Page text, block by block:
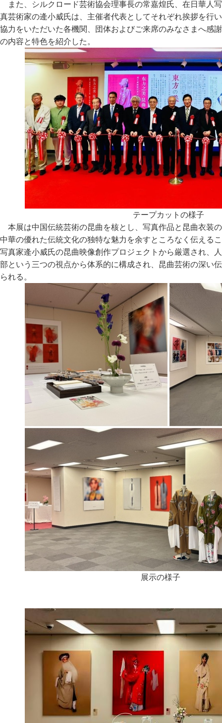
また、シルクロード芸術協会理事長の常嘉煌氏、在日華人
真芸術家の逄小威氏は、主催者代表としてそれぞれ挨拶を行
協力をいただいた各機関、団体およびご来席のみなさまへ感
の内容と特色を紹介した。
テープカットの様子
本展は中国伝統芸術の昆曲を核とし、写真作品と昆曲衣装
中華の優れた伝統文化の独特な魅力を余すところなく伝える
写真家逄小威氏の昆曲映像創作プロジェクトから厳選され、
部という三つの視点から体系的に構成され、昆曲芸術の深い
られる。
展示の様子